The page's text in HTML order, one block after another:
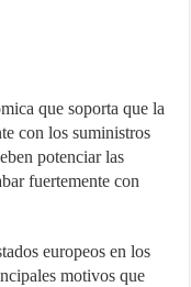
que soporta que la
con los suministros
potenciar las
fuertemente con
europeos en los
motivos que